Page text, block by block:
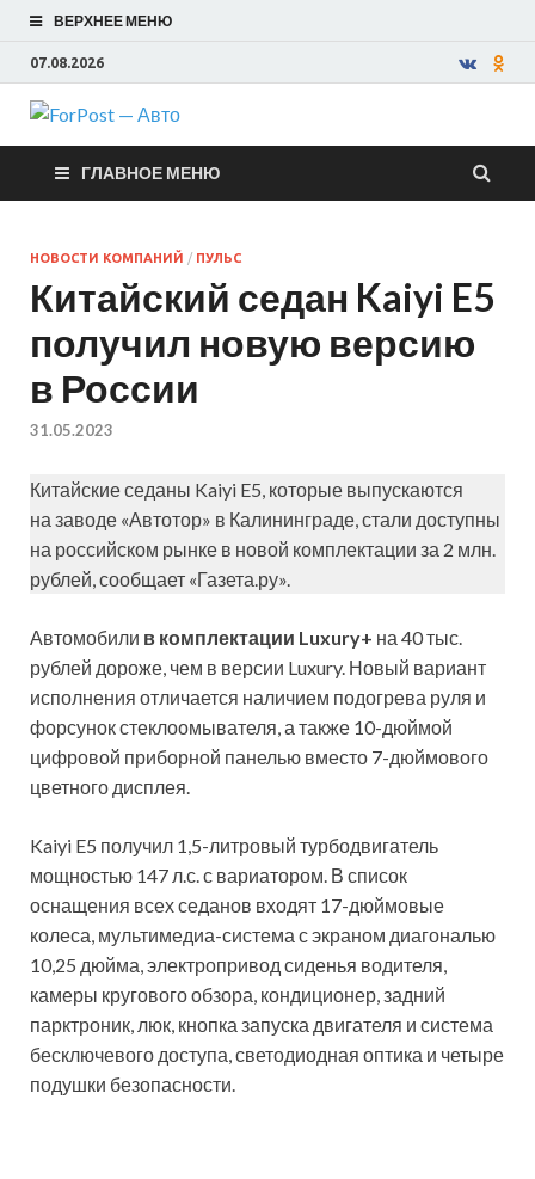
ВЕРХНЕЕ МЕНЮ
07.08.2026
ForPost —
Авто
ГЛАВНОЕ МЕНЮ
НОВОСТИ КОМПАНИЙ / ПУЛЬС
Китайский седан Kaiyi E5
получил новую версию
в России
31.05.2023
Китайские седаны Kaiyi E5, которые выпускаются
на заводе «Автотор» в Калининграде, стали доступны
на российском рынке в новой комплектации за 2 млн.
рублей, сообщает «Газета.ру».
Автомобили в комплектации Luxury+ на 40 тыс.
рублей дороже, чем в версии Luxury. Новый вариант
исполнения отличается наличием подогрева руля и
форсунок стеклоомывателя, а также 10-дюймой
цифровой приборной панелью вместо 7-дюймового
цветного дисплея.
Kaiyi E5 получил 1,5-литровый турбодвигатель
мощностью 147 л.с. с вариатором. В список
оснащения всех седанов входят 17-дюймовые
колеса, мультимедиа-система с экраном диагональю
10,25 дюйма, электропривод сиденья водителя,
камеры кругового обзора, кондиционер, задний
парктроник, люк, кнопка запуска двигателя и система
бесключевого доступа, светодиодная оптика и четыре
подушки безопасности.